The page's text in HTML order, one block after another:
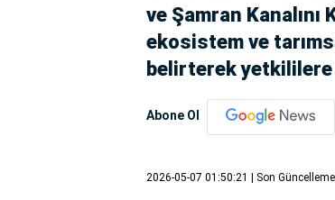
ve Şamran
ekosistem ve
belirterek yetkililere
Abone Ol
2026-05-07 01:50:21 | Son